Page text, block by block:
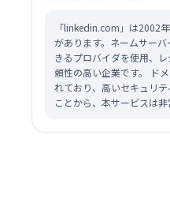
「linkedin.com」は2002
があります。ネームサーバ
きるプロバイダを使用、
頼性の高い企業です。 ド
れており、高いセキュリ
ことから、本サービスは非